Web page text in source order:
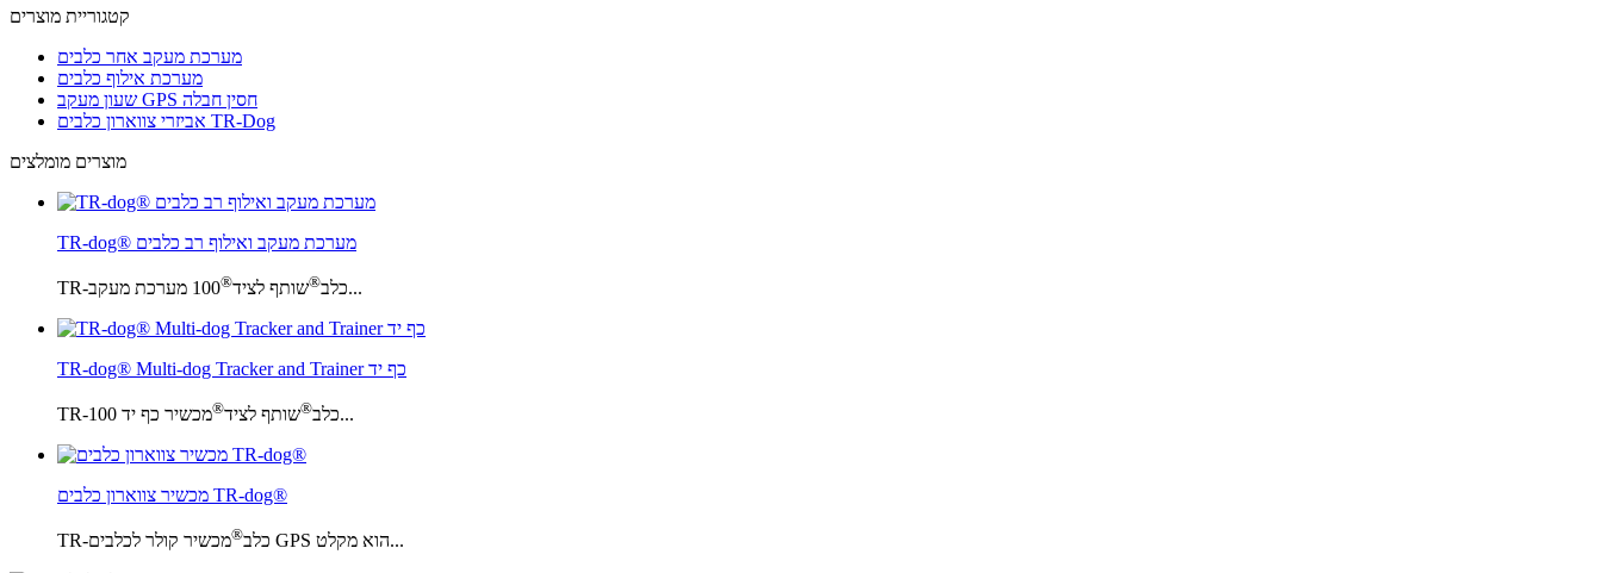
קטגוריית מוצרים
מערכת מעקב אחר כלבים
מערכת אילוף כלבים
שעון מעקב GPS חסין חבלה
אביזרי צווארון כלבים TR-Dog
מוצרים מומלצים
TR-dog® מערכת מעקב ואילוף רב כלבים
TR-כלב®שותף לציד® 100 מערכת מעקב...
TR-dog® Multi-dog Tracker and Trainer כף יד
TR-כלב®שותף לציד® מכשיר כף יד 100...
מכשיר צווארון כלבים TR-dog®
TR-כלב® מכשיר קולר לכלבים GPS הוא מקלט...